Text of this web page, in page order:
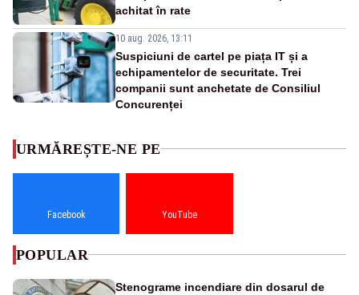
achitat în rate
10 aug. 2026, 13:11
Suspiciuni de cartel pe piața IT și a
echipamentelor de securitate. Trei
companii sunt anchetate de Consiliul
Concurenței
URMĂREȘTE-NE PE
Facebook YouTube
POPULAR
Stenograme incendiare din dosarul de